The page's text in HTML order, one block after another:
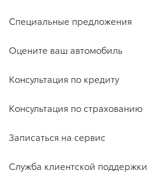
Специальные предложения
Оцените ваш автомобиль
Консультация по кредиту
Консультация по страхованию
Записаться на сервис
Служба клиентской поддержки